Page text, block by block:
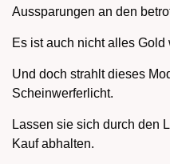
Aussparungen an den
Es ist auch nicht alles Gold
Und doch strahlt dieses
Scheinwerferlicht.
Lassen sie sich durch den
Kauf abhalten.